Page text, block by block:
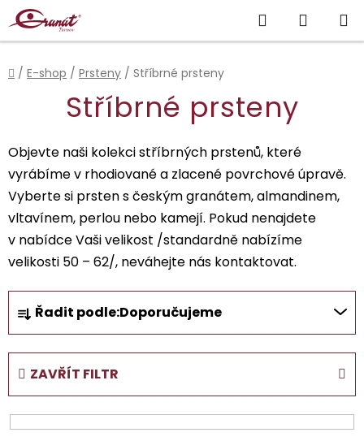
Přejít
na
obsah
Hledat
KOŠÍK
Domů
/ E-shop / Prsteny / Stříbrné prsteny
Stříbrné prsteny
Objevte naši kolekci stříbrných prstenů, které
vyrábíme v rhodiované a zlacené povrchové úpravě.
Vyberte si prsten s českým granátem, almandinem,
vltavínem, perlou nebo kamejí. Pokud nenajdete
v nabídce Vaši velikost /standardně nabízíme
velikosti 50 – 62/, neváhejte nás kontaktovat.
Ř
a
z
e
n
í
p
Řadit podle:Doporučujeme
ZAVŘÍT FILTR